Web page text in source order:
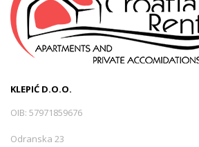
KLEPIĆ D.O.O.
OIB: 57971859676
Odranska 23